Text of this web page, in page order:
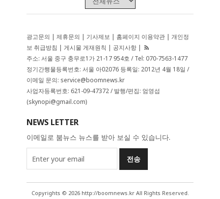
광고문의 | 제휴문의 | 기사제보 | 홈페이지 이용약관 | 개인정
보 취급방침 | 게시물 게재원칙 | 공지사항 |
주소: 서울 중구 충무로1가 21-17 954호 / Tel: 070-7563-1477
정기간행물등록번호: 서울 아02076 등록일: 2012년 4월 18일 /
이메일 문의: service@boomnews.kr
사업자등록번호: 621-09-47372 / 발행/편집: 엄영섭
(skynopi@gmail.com)
NEWS LETTER
이메일로 붐뉴스 뉴스를 받아 보실 수 있습니다.
Copyrights © 2026 http://boomnews.kr All Rights Reserved.